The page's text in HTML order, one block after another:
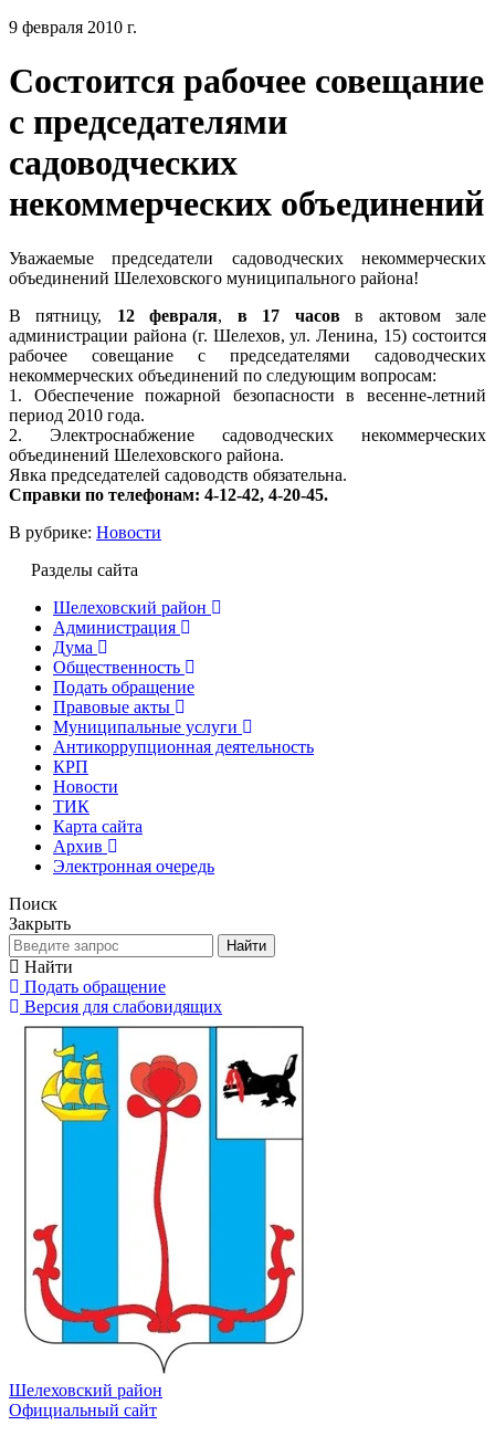
9 февраля 2010 г.
Состоится рабочее совещание
с председателями
садоводческих
некоммерческих объединений
Уважаемые председатели садоводческих некоммерческих
объединений Шелеховского муниципального района!
В пятницу, 12 февраля, в 17 часовв актовом зале
администрации района (г. Шелехов, ул. Ленина, 15) состоится
рабочее совещание с председателями садоводческих
некоммерческих объединений по следующим вопросам:
1. Обеспечение пожарной безопасности в весенне-летний
период 2010 года.
2. Электроснабжение садоводческих некоммерческих
объединений Шелеховского района.
Явка председателей садоводств обязательна.
Справки по телефонам: 4-12-42, 4-20-45.
В рубрике: Новости
Разделы сайта
Шелеховский район
Администрация
Дума
Общественность
Подать обращение
Правовые акты
Муниципальные услуги
Антикоррупционная деятельность
КРП
Новости
ТИК
Карта сайта
Архив
Электронная очередь
Поиск
Закрыть
Найти
Найти
Подать обращение
Версия для слабовидящих
Шелеховский район
Официальный сайт